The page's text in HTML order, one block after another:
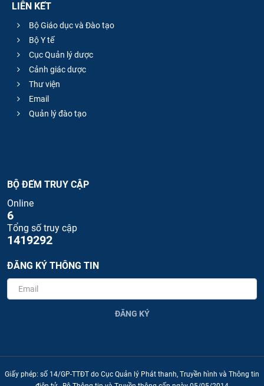
LIÊN KẾT
Bộ Giáo dục và Đào tạo
Bộ Y tế
Cục Quản lý dược
Cảnh giác dược
Thư viện
Email
Quản lý đào tạo
BỘ ĐẾM TRUY CẬP
Online
6
Tổng số truy cập
1419292
ĐĂNG KÝ THÔNG TIN
ĐĂNG KÝ
Giấy phép: số 14/GP-TTĐT do Cục Quản lý Phát thanh, Truyền hình và Thông tin